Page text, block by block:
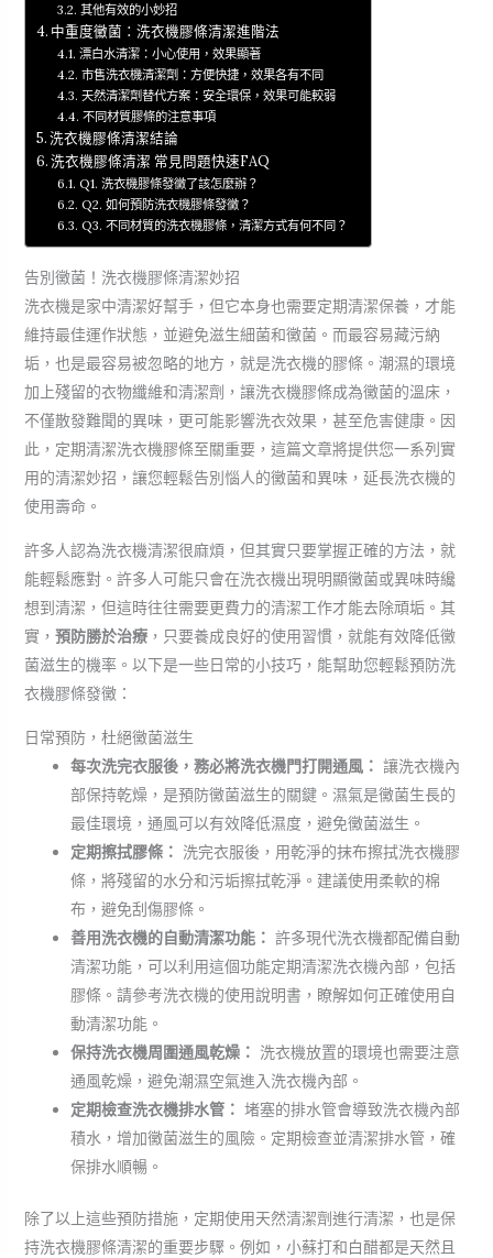
其他有效的小妙招
中重度黴菌：洗衣機膠條清潔進階法
漂白水清潔：小心使用，效果顯著
市售洗衣機清潔劑：方便快捷，效果各有不同
天然清潔劑替代方案：安全環保，效果可能較弱
不同材質膠條的注意事項
洗衣機膠條清潔結論
洗衣機膠條清潔 常見問題快速FAQ
Q1. 洗衣機膠條發黴了該怎麼辦？
Q2. 如何預防洗衣機膠條發黴？
Q3. 不同材質的洗衣機膠條，清潔方式有何不同？
告別黴菌！洗衣機膠條清潔妙招
洗衣機是家中清潔好幫手，但它本身也需要定期清潔保養，才能
維持最佳運作狀態，並避免滋生細菌和黴菌。而最容易藏污納
垢，也是最容易被忽略的地方，就是洗衣機的膠條。潮濕的環境
加上殘留的衣物纖維和清潔劑，讓洗衣機膠條成為黴菌的溫床，
不僅散發難聞的異味，更可能影響洗衣效果，甚至危害健康。因
此，定期清潔洗衣機膠條至關重要，這篇文章將提供您一系列實
用的清潔妙招，讓您輕鬆告別惱人的黴菌和異味，延長洗衣機的
使用壽命。
許多人認為洗衣機清潔很麻煩，但其實只要掌握正確的方法，就
能輕鬆應對。許多人可能只會在洗衣機出現明顯黴菌或異味時纔
想到清潔，但這時往往需要更費力的清潔工作才能去除頑垢。其
實， 預防勝於治療，只要養成良好的使用習慣，就能有效降低黴
菌滋生的機率。以下是一些日常的小技巧，能幫助您輕鬆預防洗
衣機膠條發黴：
日常預防，杜絕黴菌滋生
每次洗完衣服後，務必將洗衣機門打開通風： 讓洗衣機內
部保持乾燥，是預防黴菌滋生的關鍵。濕氣是黴菌生長的
最佳環境，通風可以有效降低濕度，避免黴菌滋生。
定期擦拭膠條： 洗完衣服後，用乾淨的抹布擦拭洗衣機膠
條，將殘留的水分和污垢擦拭乾淨。建議使用柔軟的棉
布，避免刮傷膠條。
善用洗衣機的自動清潔功能： 許多現代洗衣機都配備自動
清潔功能，可以利用這個功能定期清潔洗衣機內部，包括
膠條。請參考洗衣機的使用說明書，瞭解如何正確使用自
動清潔功能。
保持洗衣機周圍通風乾燥： 洗衣機放置的環境也需要注意
通風乾燥，避免潮濕空氣進入洗衣機內部。
定期檢查洗衣機排水管： 堵塞的排水管會導致洗衣機內部
積水，增加黴菌滋生的風險。定期檢查並清潔排水管，確
保排水順暢。
除了以上這些預防措施，定期使用天然清潔劑進行清潔，也是保
持洗衣機膠條清潔的重要步驟。例如，小蘇打和白醋都是天然且